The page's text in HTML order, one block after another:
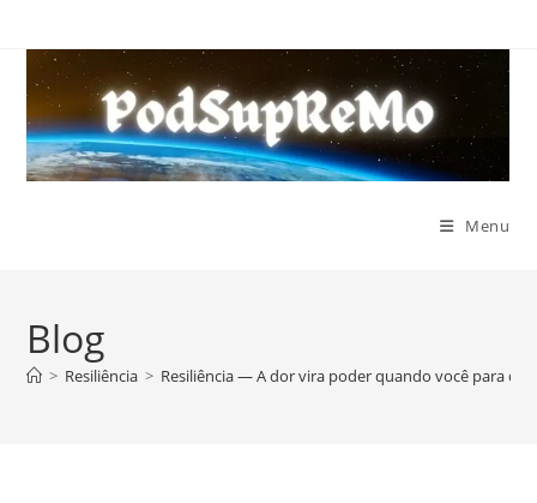
para
conteúdo
Menu
Blog
> Resiliência > Resiliência — A dor vira poder quando você para de